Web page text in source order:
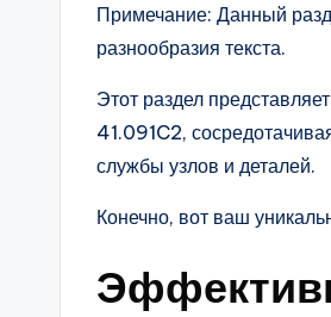
Примечание: Данный
разнообразия текста.
Этот раздел
41.091C2,
службы узлов и деталей.
Конечно, вот ваш